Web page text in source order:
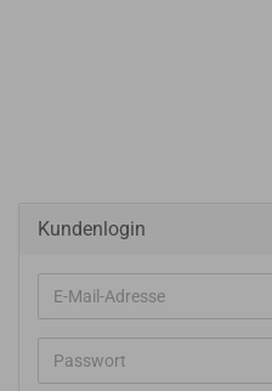
Kundenlogin
E-
Mail-
Adresse
Passwort